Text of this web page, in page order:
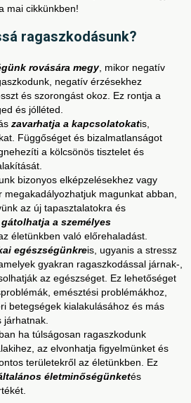
mai cikkünkben!
ragaszkodásunk?
rovására megy, mikor negatív
negatív érzésekhez
és szorongást okoz. Ez rontja a
és jólléted.
zavarhatja a kapcsolatokatis,
Függőséget és bizalmatlanságot
a kölcsönös tisztelet és
bizonyos elképzelésekhez vagy
megakadályozhatjuk magunkat abban,
az új tapasztalatokra és
gátolhatja a személyes
életünkben való előrehaladást.
egészségünkreis, ugyanis a stressz
gyakran ragaszkodással járnak-,
az egészséget. Ez lehetőséget
emésztési problémákhoz,
betegségek kialakulásához és más
járhatnak.
ha túlságosan ragaszkodunk
az elvonhatja figyelmünket és
területekről az életünkben. Ez
életminőségünketés